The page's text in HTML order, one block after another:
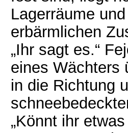
Lagerräume
erbärmlichen
„Ihr sagt es.“
eines Wächters
in die Richtung
„Könnt ihr